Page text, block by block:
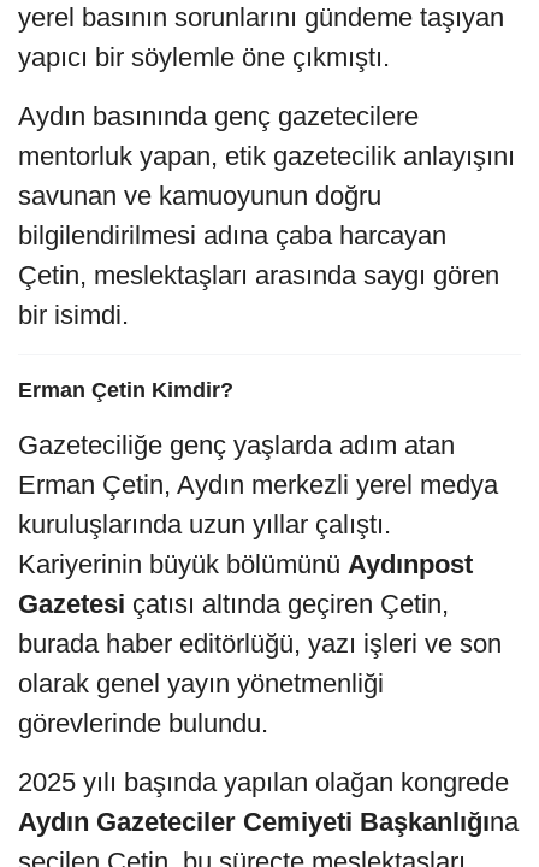
yerel basının sorunlarını gündeme taşıyan
yapıcı bir söylemle öne çıkmıştı.
Aydın basınında genç gazetecilere
mentorluk yapan, etik gazetecilik anlayışını
savunan ve kamuoyunun doğru
bilgilendirilmesi adına çaba harcayan
Çetin, meslektaşları arasında saygı gören
bir isimdi.
Erman Çetin Kimdir?
Gazeteciliğe genç yaşlarda adım atan
Erman Çetin, Aydın merkezli yerel medya
kuruluşlarında uzun yıllar çalıştı.
Kariyerinin büyük bölümünü Aydınpost
Gazetesi çatısı altında geçiren Çetin,
burada haber editörlüğü, yazı işleri ve son
olarak genel yayın yönetmenliği
görevlerinde bulundu.
2025 yılı başında yapılan olağan kongrede
Aydın Gazeteciler Cemiyeti Başkanlığına